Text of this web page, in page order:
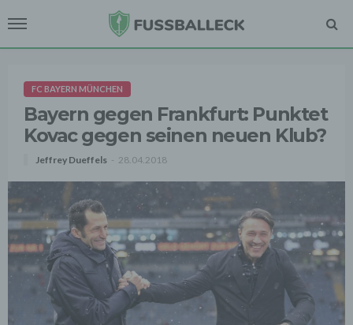
FC BAYERN MÜNCHEN
Bayern gegen Frankfurt: Punktet
Kovac gegen seinen neuen Klub?
Jeffrey Dueffels 28.04.2018